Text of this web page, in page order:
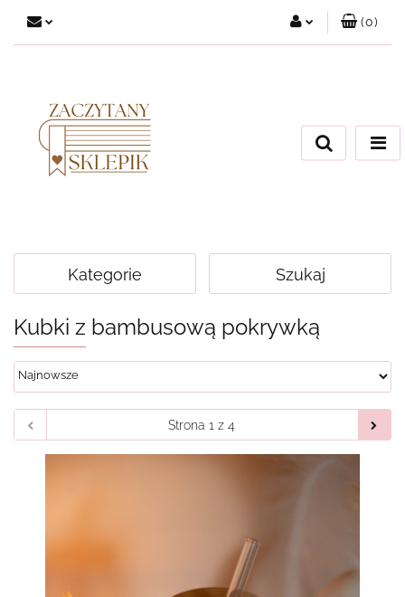
Dodaj zgłoszenie
(0)
Kategorie Szukaj
Kubki z bambusową pokrywką